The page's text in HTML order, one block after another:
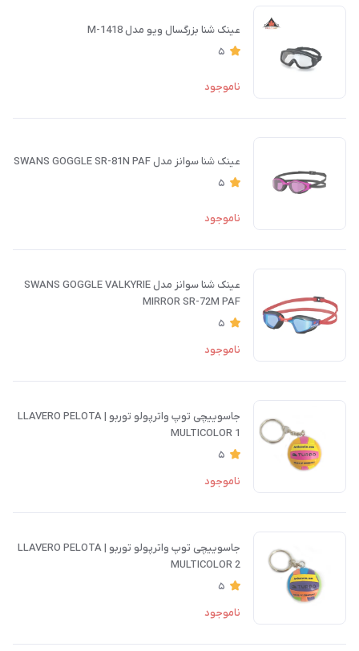
عینک شنا بزرگسال ویو مدل M-1418
5
ناموجود
عینک شنا سوانز مدل SWANS GOGGLE SR-81N PAF
5
ناموجود
عینک شنا سوانز مدل SWANS GOGGLE VALKYRIE
MIRROR SR-72M PAF
5
ناموجود
جاسوییچی توپ واترپولو توربو | LLAVERO PELOTA
MULTICOLOR 1
5
ناموجود
جاسوییچی توپ واترپولو توربو | LLAVERO PELOTA
MULTICOLOR 2
5
ناموجود